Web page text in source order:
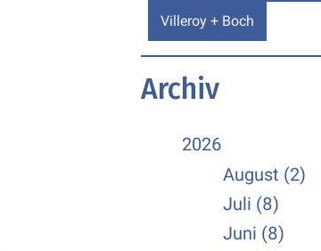
Villeroy + Boch
Archiv
2026
August (2)
Juli (8)
Juni (8)